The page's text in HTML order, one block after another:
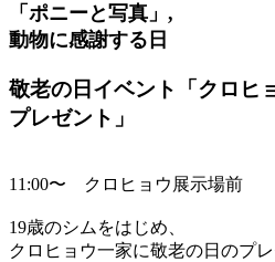
「ポニーと写真」,
動物に感謝する日
敬老の日イベント「クロヒ
プレゼント」
11:00〜 クロヒョウ展示場前
19歳のシムをはじめ、
クロヒョウ一家に敬老の日のプレ